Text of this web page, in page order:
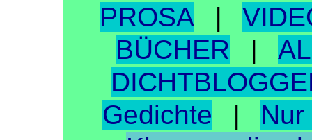
PROSA
BÜCHER
Gedichte